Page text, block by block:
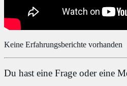
Keine Erfahrungsberichte vorhanden
Du hast eine Frage oder eine